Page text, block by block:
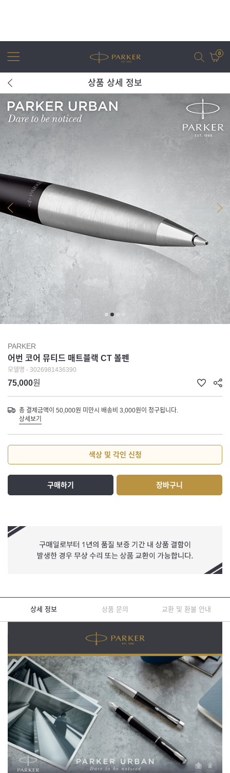
0
어번
상품 상세 정보
PARKER
어번 코어 뮤티드 매트블랙 CT 볼펜
모델명 - 3026981436390
75,000원
총 결제금액이 50,000원 미만시 배송비 3,000원이 청구됩니다.
상세보기
색상 및 각인 신청
구매하기 장바구니
상세 정보 상품 문의 교환 및 환불 안내